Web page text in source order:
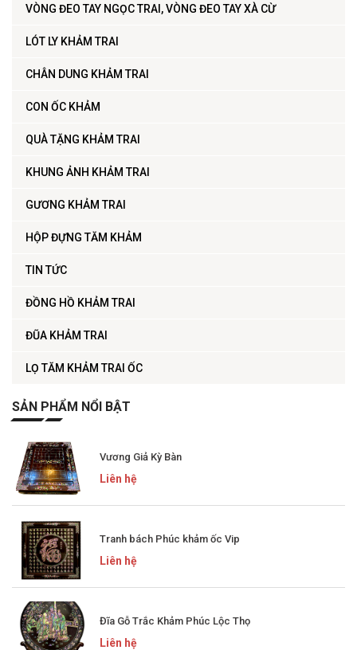
VÒNG ĐEO TAY NGỌC TRAI, VÒNG ĐEO TAY XÀ CỪ
LÓT LY KHẢM TRAI
CHÂN DUNG KHẢM TRAI
CON ỐC KHẢM
QUÀ TẶNG KHẢM TRAI
KHUNG ẢNH KHẢM TRAI
GƯƠNG KHẢM TRAI
HỘP ĐỰNG TĂM KHẢM
TIN TỨC
ĐỒNG HỒ KHẢM TRAI
ĐŨA KHẢM TRAI
LỌ TĂM KHẢM TRAI ỐC
SẢN PHẨM NỔI BẬT
Vương Giả Kỳ Bàn
Liên hệ
Tranh bách Phúc khảm ốc Vip
Liên hệ
Đĩa Gỗ Trắc Khảm Phúc Lộc Thọ
Liên hệ